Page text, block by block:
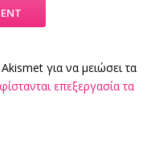
για να μειώσει τα
επεξεργασία τα